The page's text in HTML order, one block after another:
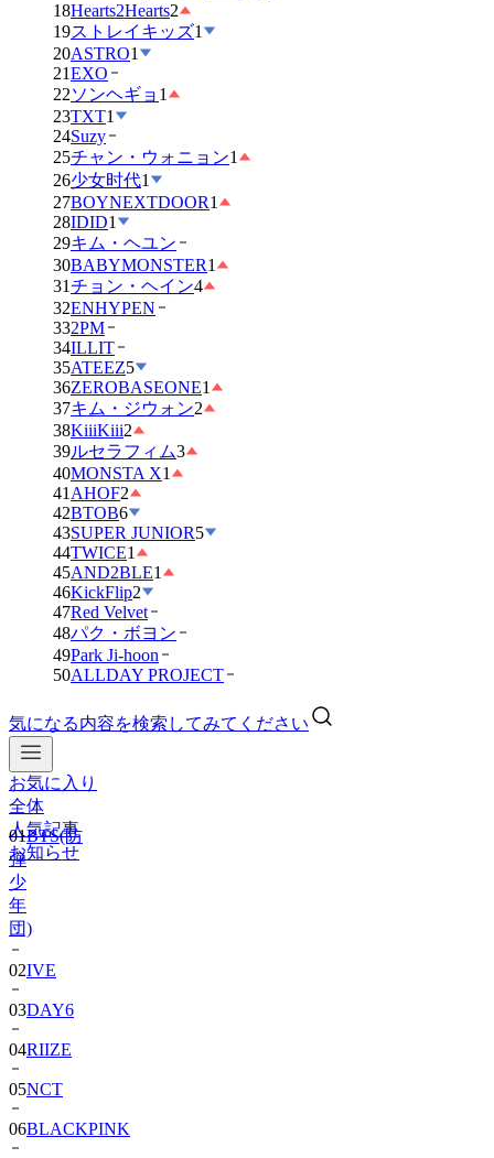
18Hearts2Hearts2
19ストレイキッズ1
20ASTRO1
21EXO
22ソンヘギョ 1
23TXT1
24Suzy
25チャン・ウォニョン1
26少女时代1
27BOYNEXTDOOR1
28IDID1
29キム・ヘユン
30BABYMONSTER1
31チョン・ヘイン4
32ENHYPEN
332PM
34ILLIT
35ATEEZ5
36ZEROBASEONE1
37キム・ジウォン2
38KiiiKiii2
39ルセラフィム3
40MONSTA X1
41 AHOF2
42BTOB6
43SUPER JUNIOR5
44TWICE1
45AND2BLE1
46KickFlip2
47Red Velvet
48パク・ボヨン
49Park Ji-hoon
50ALLDAY PROJECT
気になる内容を検索してみてください
お気に入り
全体
人気記事
お知らせ
01BTS(防
弾
少
年
団)
02IVE
03DAY6
04RIIZE
05NCT
06BLACKPINK